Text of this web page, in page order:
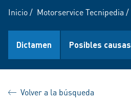
Inicio/ Motorservice Tecnipedia /
Dictamen Posibles causas
Volver a la búsqueda